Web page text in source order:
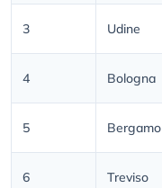
3 Udine
4 Bologna
5 Bergamo
6 Treviso